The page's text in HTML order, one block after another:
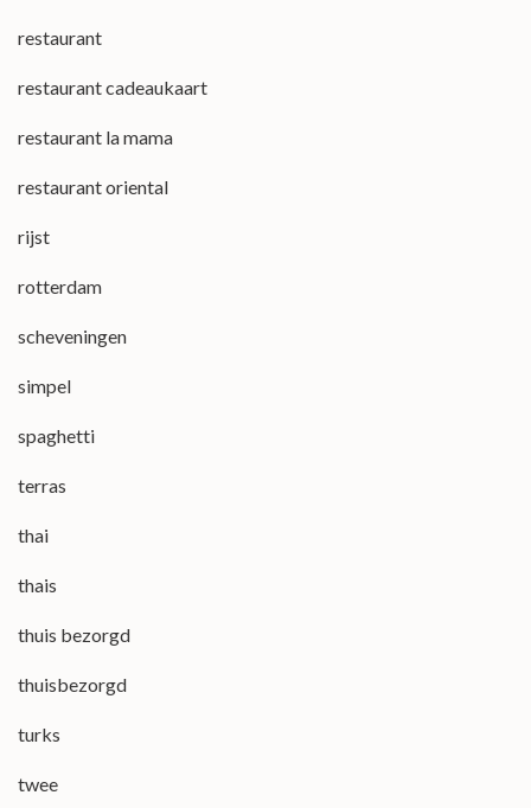
restaurant
restaurant cadeaukaart
restaurant la mama
restaurant oriental
rijst
rotterdam
scheveningen
simpel
spaghetti
terras
thai
thais
thuis bezorgd
thuisbezorgd
turks
twee